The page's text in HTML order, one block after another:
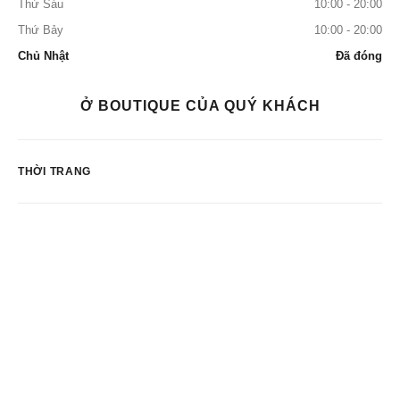
Thứ Sáu
10:00 - 20:00
Thứ Bảy
10:00 - 20:00
Chủ Nhật
Đã đóng
Ở BOUTIQUE CỦA QUÝ KHÁCH
THỜI TRANG